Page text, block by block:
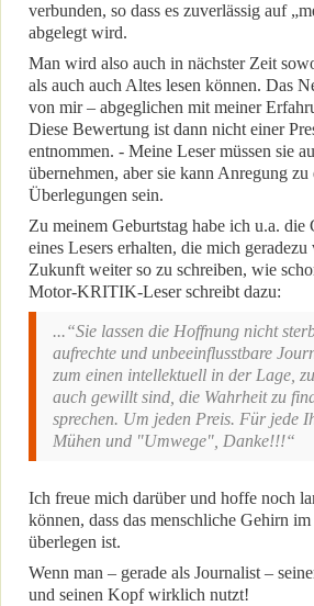
verbunden, so dass es zuverlässig auf
abgelegt wird.
Man wird also auch in nächster Zeit
als auch auch Altes lesen können. Das
von mir – abgeglichen mit meiner
Diese Bewertung ist dann nicht einer
entnommen. - Meine Leser müssen sie
übernehmen, aber sie kann Anregung zu
Überlegungen sein.
Zu meinem Geburtstag habe ich u.a. die
eines Lesers erhalten, die mich
Zukunft weiter so zu schreiben, wie
Motor-KRITIK-Leser schreibt dazu:
...“Sie lassen die Hoffnung nicht
aufrechte und unbeeinflusstbare
zum einen intellektuell in der Lage,
auch gewillt sind, die Wahrheit zu
sprechen. Um jeden Preis. Für jede
Mühen und "Umwege", Danke!!!“
Ich freue mich darüber und hoffe noch
können, dass das menschliche Gehirn
überlegen ist.
Wenn man – gerade als Journalist –
und seinen Kopf wirklich nutzt!